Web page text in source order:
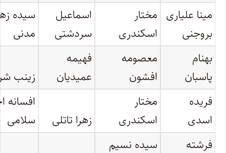
مینا علیاری
بروجنی
مختار
اسکندری
اسماعیل
سردشتی
سیده
مدنی
بهنام
پاسبان
معصومه
افشون
فهیمه
عمیدیان
زینب
فریده
اسدی
مختار
اسکندری
زهرا تاتلی
سلامی
فرشته
سیده نسیم